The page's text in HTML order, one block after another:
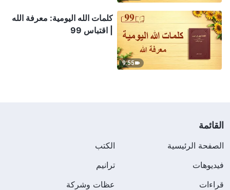
9:55
كلمات الله اليومية: معرفة الله
| اقتباس 99
القائمة
الصفحة الرئيسية
الكتب
فيديوهات
ترانيم
قراءات
عظات وشركة